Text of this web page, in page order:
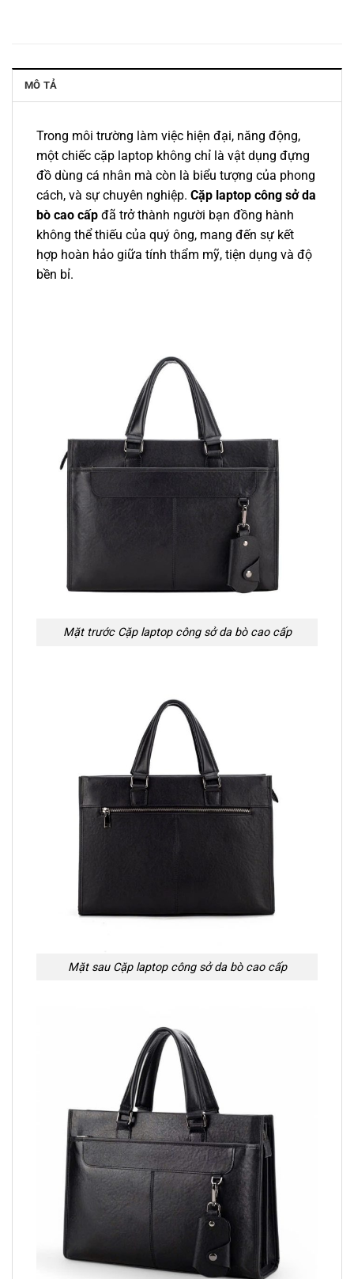
MÔ TẢ
Trong môi trường làm việc hiện đại, năng động,
một chiếc cặp laptop không chỉ là vật dụng đựng
đồ dùng cá nhân mà còn là biểu tượng của phong
cách, và sự chuyên nghiệp. Cặp laptop công sở da
bò cao cấp đã trở thành người bạn đồng hành
không thể thiếu của quý ông, mang đến sự kết
hợp hoàn hảo giữa tính thẩm mỹ, tiện dụng và độ
bền bỉ.
Mặt trước Cặp laptop công sở da bò cao cấp
Mặt sau Cặp laptop công sở da bò cao cấp